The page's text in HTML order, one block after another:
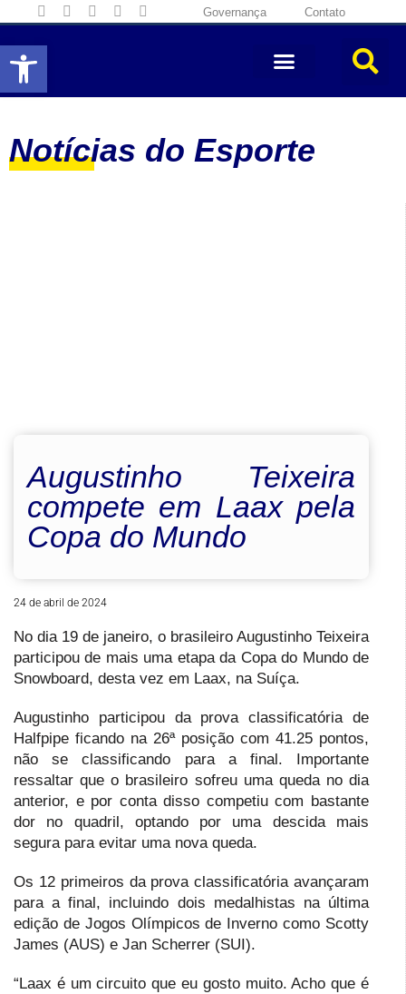
Abrir a barra de ferramentas
Governança Contato
Notícias do Esporte
Augustinho Teixeira
compete em Laax pela
Copa do Mundo
24 de abril de 2024
No dia 19 de janeiro, o brasileiro Augustinho Teixeira
participou de mais uma etapa da Copa do Mundo de
Snowboard, desta vez em Laax, na Suíça.
Augustinho participou da prova classificatória de
Halfpipe ficando na 26ª posição com 41.25 pontos,
não se classificando para a final. Importante
ressaltar que o brasileiro sofreu uma queda no dia
anterior, e por conta disso competiu com bastante
dor no quadril, optando por uma descida mais
segura para evitar uma nova queda.
Os 12 primeiros da prova classificatória avançaram
para a final, incluindo dois medalhistas na última
edição de Jogos Olímpicos de Inverno como Scotty
James (AUS) e Jan Scherrer (SUI).
“Laax é um circuito que eu gosto muito. Acho que é